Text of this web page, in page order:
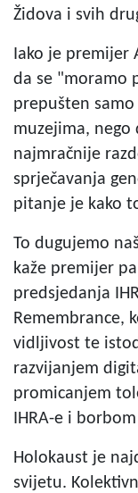
Židova i svih
Iako je premijer
da se "moramo
prepušten
muzejima, nego
najmračnije
sprječavanja
pitanje je kako
To dugujemo
kaže premijer
predsjedanja
Remembrance,
vidljivost te
razvijanjem
promicanjem
IHRA-e i
Holokaust je
svijetu.